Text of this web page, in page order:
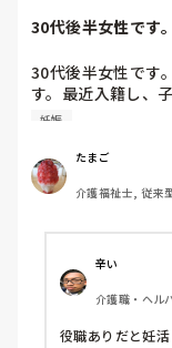
30代後半女性です
30代後半女性です
す。最近入籍し、
職場では今月から
かりだから、子供
れました。
内心はとても複雑
から頑張っていき
あるウチに、子
を取るにつれ、妊
すので。
その為、役職をつ
け目を感じている
妊娠
たまご
介護福祉士, 従来
辛い
介護職・ヘル
役職ありだと妊